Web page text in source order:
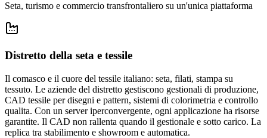
Seta, turismo e commercio transfrontaliero su un'unica piattaforma
Distretto della seta e tessile
Il comasco e il cuore del tessile italiano: seta, filati, stampa su
tessuto. Le aziende del distretto gestiscono gestionali di produzione,
CAD tessile per disegni e pattern, sistemi di colorimetria e controllo
qualita. Con un server iperconvergente, ogni applicazione ha risorse
garantite. Il CAD non rallenta quando il gestionale e sotto carico. La
replica tra stabilimento e showroom e automatica.